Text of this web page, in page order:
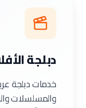
دبلجة
خدمات دبلجة
والمسلسلات